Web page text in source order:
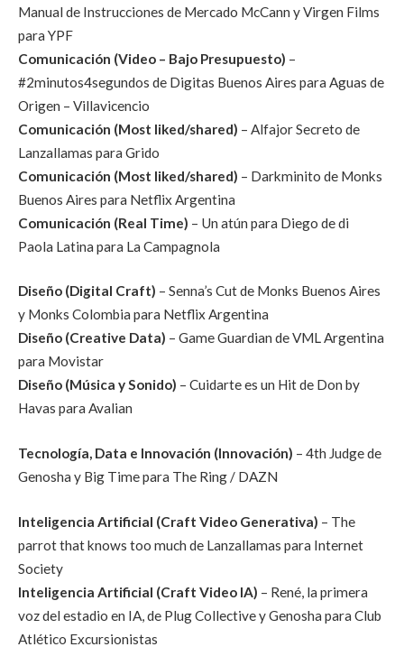
Manual de Instrucciones de Mercado McCann y Virgen Films
para YPF
Comunicación (Video – Bajo Presupuesto) –
#2minutos4segundos de Digitas Buenos Aires para Aguas de
Origen – Villavicencio
Comunicación (Most liked/shared) – Alfajor Secreto de
Lanzallamas para Grido
Comunicación (Most liked/shared) – Darkminito de Monks
Buenos Aires para Netflix Argentina
Comunicación (Real Time) – Un atún para Diego de di
Paola Latina para La Campagnola
Diseño (Digital Craft) – Senna’s Cut de Monks Buenos Aires
y Monks Colombia para Netflix Argentina
Diseño (Creative Data) – Game Guardian de VML Argentina
para Movistar
Diseño (Música y Sonido) – Cuidarte es un Hit de Don by
Havas para Avalian
Tecnología, Data e Innovación (Innovación) – 4th Judge de
Genosha y Big Time para The Ring / DAZN
Inteligencia Artificial (Craft Video Generativa) – The
parrot that knows too much de Lanzallamas para Internet
Society
Inteligencia Artificial (Craft Video IA) – René, la primera
voz del estadio en IA, de Plug Collective y Genosha para Club
Atlético Excursionistas